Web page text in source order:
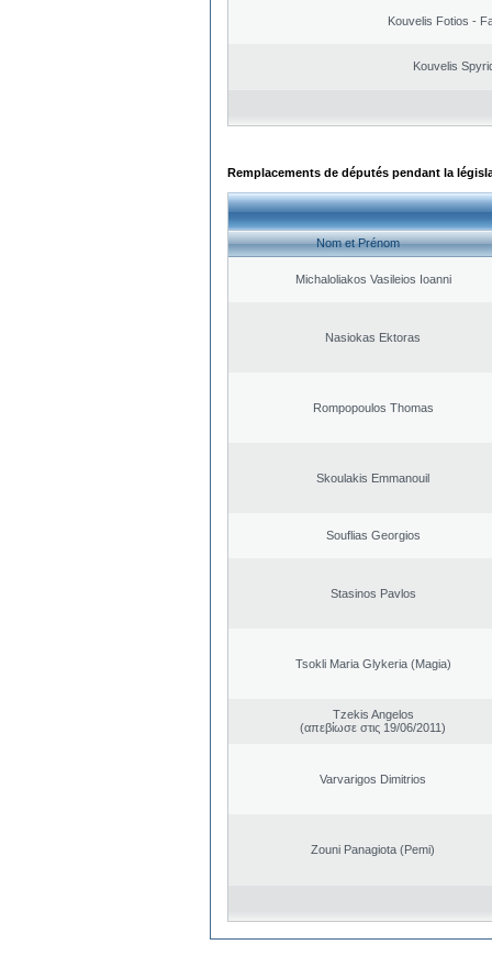
Kouvelis Fotios -
Kouvelis
Remplacements de députés pendant la
Nom et Prénom
Michaloliakos Vasileios Ioanni
Nasiokas Ektoras
Rompopoulos Thomas
Skoulakis Emmanouil
Souflias Georgios
Stasinos Pavlos
Tsokli Maria Glykeria (Magia)
Tzekis Angelos
(απεβίωσε στις 19/06/2011)
Varvarigos Dimitrios
Zouni Panagiota (Pemi)